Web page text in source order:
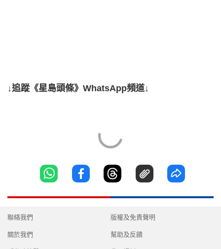
↓追蹤《星島頭條》WhatsApp頻道↓
聯絡我們
關於我們
版權及免責聲明
幫助及反饋